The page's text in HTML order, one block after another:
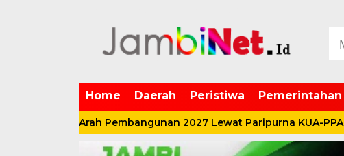
Home Daerah Peristiwa Pemerintahan
Arah Pembangunan 2027 Lewat Paripurna KUA-PPAS